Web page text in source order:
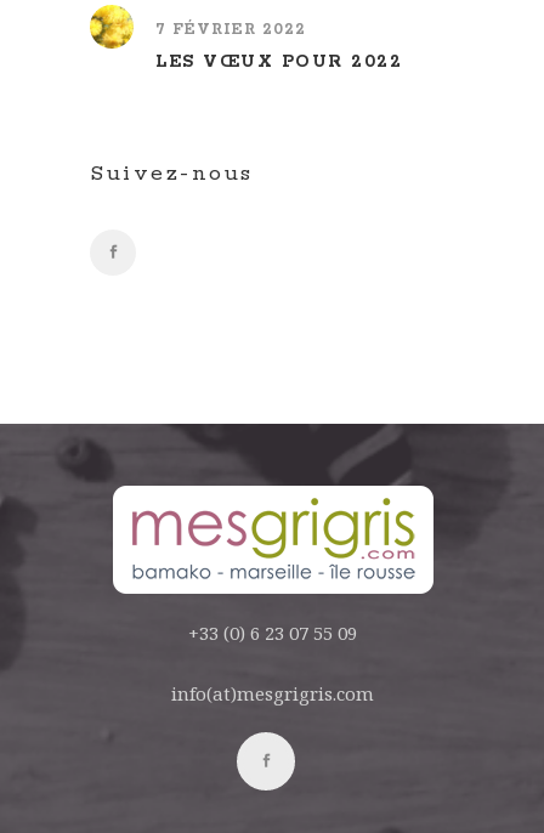
7 FÉVRIER 2022
LES VŒUX POUR 2022
Suivez-nous
+33 (0) 6 23 07 55 09
info(at)mesgrigris.com